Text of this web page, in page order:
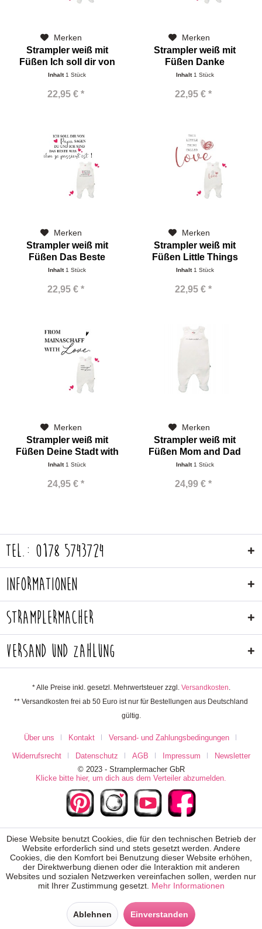
Merken
Strampler weiß mit
Füßen Ich soll dir von
Papa...
Inhalt 1 Stück
22,95 € *
Merken
Strampler weiß mit
Füßen Danke
Inhalt 1 Stück
22,95 € *
Merken
Strampler weiß mit
Füßen Das Beste
Inhalt 1 Stück
22,95 € *
Merken
Strampler weiß mit
Füßen Little Things
Inhalt 1 Stück
22,95 € *
Merken
Strampler weiß mit
Füßen Deine Stadt with
Love
Inhalt1 Stück
24,95 € *
Merken
Strampler weiß mit
Füßen Mom and Dad
Inhalt1 Stück
24,99 € *
Tel.: 0178 5743724
Informationen
Stramplermacher
Versand und Zahlung
* Alle Preise inkl. gesetzl. Mehrwertsteuer zzgl. Versandkosten.
** Versandkosten frei ab 50 Euro ist nur für Bestellungen aus Deutschland
gültig.
Über uns Kontakt Versand- und Zahlungsbedingungen
Widerrufsrecht Datenschutz AGB Impressum
Newsletter
© 2023 - Stramplermacher GbR
Klicke bitte hier, um dich aus dem Verteiler abzumelden.
Diese Website benutzt Cookies, die für den technischen Betrieb der
Website erforderlich sind und stets gesetzt werden. Andere
Cookies, die den Komfort bei Benutzung dieser Website erhöhen,
der Direktwerbung dienen oder die Interaktion mit anderen
Websites und sozialen Netzwerken vereinfachen sollen, werden nur
mit Ihrer Zustimmung gesetzt. Mehr Informationen
Ablehnen Einverstanden